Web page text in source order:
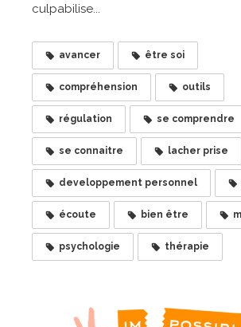
culpabilise...
avancer être soi
compréhension outils
régulation se comprendre
se connaitre lacher prise
developpement personnel
écoute bien être
psychologie thérapie